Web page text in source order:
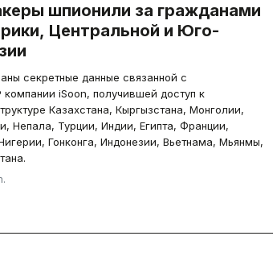
шпионили за гражданами
Центральной и Юго-
секретные данные связанной с
iSoon, получившей доступ к
Казахстана, Кыргызстана, Монголии,
Непала, Турции, Индии, Египта, Франции,
Гонконга, Индонезии, Вьетнама, Мьянмы,